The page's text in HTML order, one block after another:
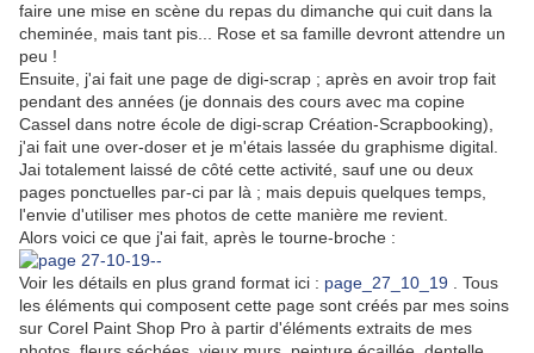
faire une mise en scène du repas du dimanche qui cuit dans la
cheminée, mais tant pis... Rose et sa famille devront attendre un
peu !
Ensuite, j'ai fait une page de digi-scrap ; après en avoir trop fait
pendant des années (je donnais des cours avec ma copine
Cassel dans notre école de digi-scrap Création-Scrapbooking),
j'ai fait une over-doser et je m'étais lassée du graphisme digital.
Jai totalement laissé de côté cette activité, sauf une ou deux
pages ponctuelles par-ci par là ; mais depuis quelques temps,
l'envie d'utiliser mes photos de cette manière me revient.
Alors voici ce que j'ai fait, après le tourne-broche :
Voir les détails en plus grand format ici : page_27_10_19 . Tous
les éléments qui composent cette page sont créés par mes soins
sur Corel Paint Shop Pro à partir d'éléments extraits de mes